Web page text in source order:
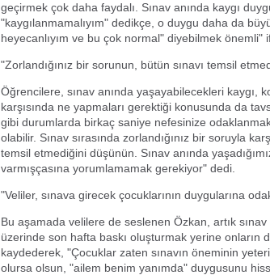
geçirmek çok daha faydalı. Sınav anında kaygı
"kaygılanmamalıyım" dedikçe, o duygu daha da
heyecanlıyım ve bu çok normal" diyebilmek önemli"
"Zorlandığınız bir sorunun, bütün sınavı temsil
Öğrencilere, sınav anında yaşayabilecekleri kaygı,
karşısında ne yapmaları gerektiği konusunda da
gibi durumlarda birkaç saniye nefesinize
olabilir. Sınav sırasında zorlandığınız bir soruyla
temsil etmediğini düşünün. Sınav anında
varmışçasına yorumlamamak gerekiyor" dedi.
"Veliler, sınava girecek çocuklarının duygularına
Bu aşamada velilere de seslenen Özkan, artık
üzerinde son hafta baskı oluşturmak yerine onların
kaydederek, "Çocuklar zaten sınavın öneminin
olursa olsun, "ailem benim yanımda" duygusunu